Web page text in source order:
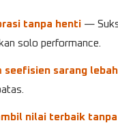
tanpa henti —
solo performance.
seefisien sarang lebah
nilai terbaik